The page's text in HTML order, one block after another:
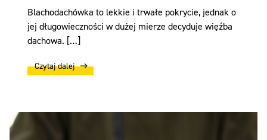
Blachodachówka to lekkie i trwałe pokrycie, jednak o
jej długowieczności w dużej mierze decyduje więźba
dachowa. […]
Czytaj dalej